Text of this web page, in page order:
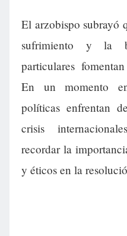
El arzobispo subrayó
sufrimiento y la
particulares
En un momento
políticas enfrentan
crisis
recordar la
y éticos en la